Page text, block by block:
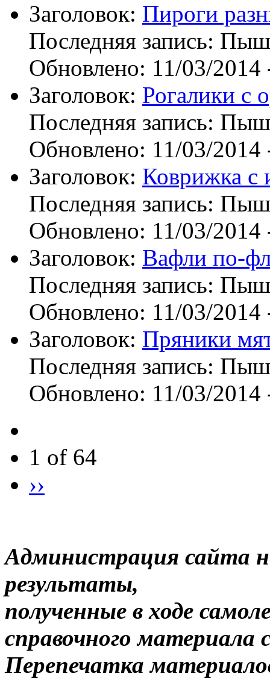
Заголовок: Пироги
Последняя запись:
Обновлено: 11/03/2014
Заголовок: Рогалики с
Последняя запись:
Обновлено: 11/03/2014
Заголовок: Коврижка с
Последняя запись:
Обновлено: 11/03/2014
Заголовок: Вафли по-
Последняя запись:
Обновлено: 11/03/2014
Заголовок: Пряники
Последняя запись:
Обновлено: 11/03/2014
1 of 64
››
Администрация сайта
результаты,
полученные в ходе
справочного материала
Перепечатка